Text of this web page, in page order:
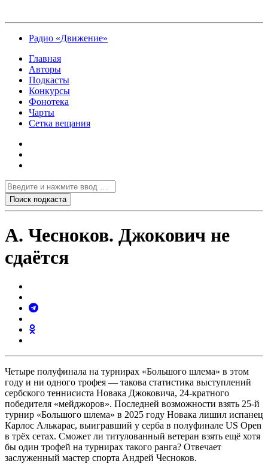
Радио «Движение»
Главная
Авторы
Подкасты
Конкурсы
Фонотека
Чарты
Сетка вещания
А. Чесноков. Джокович не
сдаётся
Четыре полуфинала на турнирах «Большого шлема» в этом
году и ни одного трофея — такова статистика выступлений
сербского теннисиста Новака Джоковича, 24-кратного
победителя «мейджоров». Последней возможности взять 25-й
турнир «Большого шлема» в 2025 году Новака лишил испанец
Карлос Алькарас, выигравший у серба в полуфинале US Open
в трёх сетах. Сможет ли титулованный ветеран взять ещё хотя
бы один трофей на турнирах такого ранга? Отвечает
заслуженный мастер спорта Андрей Чесноков.